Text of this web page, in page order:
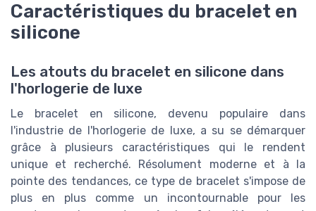
Caractéristiques du bracelet en
silicone
Les atouts du bracelet en silicone dans
l'horlogerie de luxe
Le bracelet en silicone, devenu populaire dans
l'industrie de l'horlogerie de luxe, a su se démarquer
grâce à plusieurs caractéristiques qui le rendent
unique et recherché. Résolument moderne et à la
pointe des tendances, ce type de bracelet s'impose de
plus en plus comme un incontournable pour les